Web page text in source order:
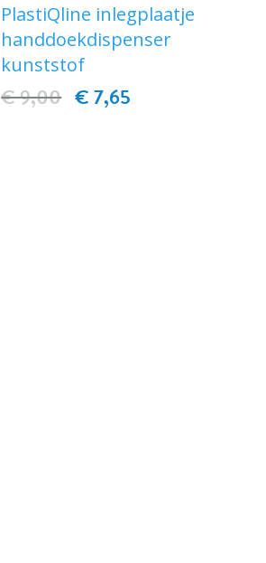
PlastiQline inlegplaatje
handdoekdispenser
kunststof
€ 7,65
€ 9,00